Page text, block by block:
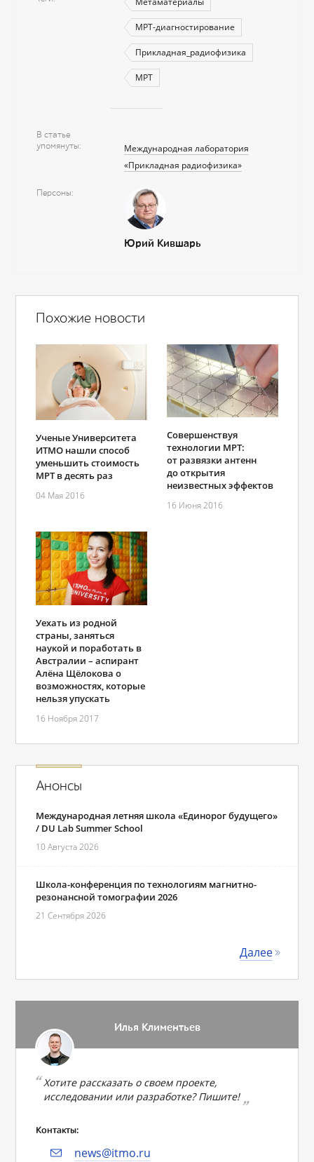
МРТ-диагностирование
Прикладная_радиофизика
МРТ
В статье
упомянуты
Международная лаборатория
«Прикладная радиофизика»
Персоны
Юрий Кившарь
Похожие новости
Ученые Университета
ИТМО нашли способ
уменьшить стоимость
МРТ в десять раз
04 Мая 2016
Совершенствуя
технологии МРТ:
от развязки антенн
до открытия
неизвестных эффектов
16 Июня 2016
Уехать из родной
страны, заняться
наукой и поработать в
Австралии – аспирант
Алёна Щёлокова о
возможностях, которые
нельзя упускать
16 Ноября 2017
Анонсы
Международная летняя школа «Единорог будущего»
/ DU Lab Summer School
10 Августа 2026
Школа-конференция по технологиям магнитно-
резонансной томографии 2026
21 Сентября 2026
Далее
Илья Климентьев
Хотите рассказать о своем проекте,
исследовании или разработке? Пишите!
Контакты:
news@itmo.ru